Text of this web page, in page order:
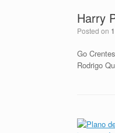
Harry
Posted on
Go
Rodrigo